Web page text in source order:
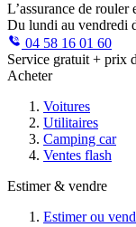
L’assurance de rouler
Du lundi au vendredi
04 58 16 01 60
Service gratuit + prix
Acheter
Voitures
Utilitaires
Camping car
Ventes flash
Estimer & vendre
Estimer ou